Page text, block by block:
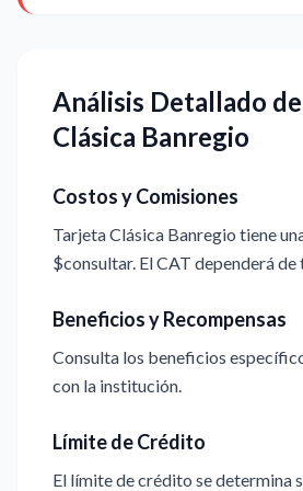
Análisis Detallado
Clásica Banregio
Costos y Comisiones
Tarjeta Clásica Banregio tiene
$consultar. El CAT dependerá
Beneficios y Recompensas
Consulta los beneficios
con la institución.
Límite de Crédito
El límite de crédito se determina